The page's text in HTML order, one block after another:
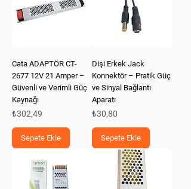
Cata ADAPTÖR CT-
2677 12V 21 Amper –
Güvenli ve Verimli Güç
Kaynağı
Fiyat
₺302,49
Sepete Ekle
Dişi Erkek Jack
Konnektör – Pratik Güç
ve Sinyal Bağlantı
Aparatı
Fiyat
₺30,80
Sepete Ekle